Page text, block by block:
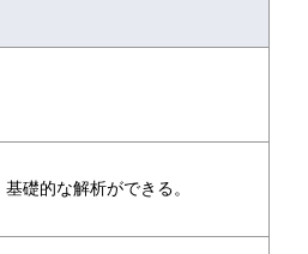
礎的な解析ができる。